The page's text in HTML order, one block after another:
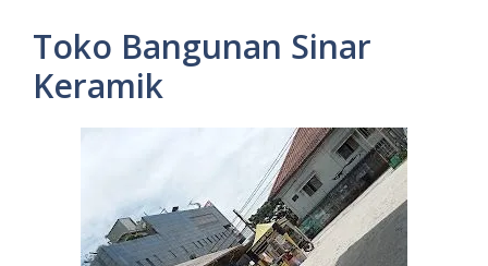
Toko Bangunan Sinar
Keramik